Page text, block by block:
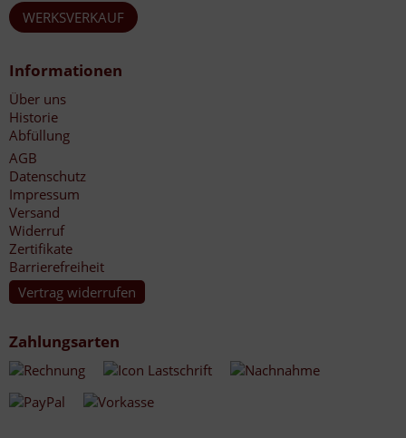
WERKSVERKAUF
Informationen
Über uns
Historie
Abfüllung
AGB
Datenschutz
Impressum
Versand
Widerruf
Zertifikate
Barrierefreiheit
Vertrag widerrufen
Zahlungsarten